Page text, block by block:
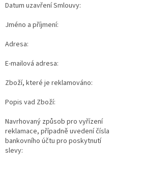
Datum uzavření Smlouvy:
Jméno a příjmení:
Adresa:
E-mailová adresa:
Zboží, které je reklamováno:
Popis vad Zboží:
Navrhovaný způsob pro vyřízení
reklamace, případně uvedení čísla
bankovního účtu pro poskytnutí
slevy: